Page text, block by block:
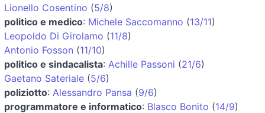
Lionello Cosentino (5/8)
politico e medico: Michele Saccomanno (13/11)
Leopoldo Di Girolamo (11/8)
Antonio Fosson (11/10)
politico e sindacalista: Achille Passoni (21/6)
Gaetano Sateriale (5/6)
poliziotto: Alessandro Pansa (9/6)
programmatore e informatico: Blasco Bonito (14/9)